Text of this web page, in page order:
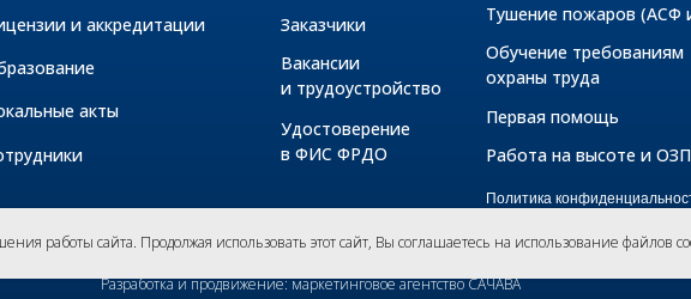
Тушение пожаров (АСФ
Первая помощь
Работа на высоте и ОЗП
Обучение требованиям
охраны труда
Заказчики
Вакансии
и трудоустройство
Удостоверение
в ФИС ФРДО
и аккредитации
акты
Политика
Положение об
Разработка и продвижение: маркетинговое агентство САЧАВА
работы сайта. Продолжая использовать этот сайт, Вы соглашаетесь на использование файлов